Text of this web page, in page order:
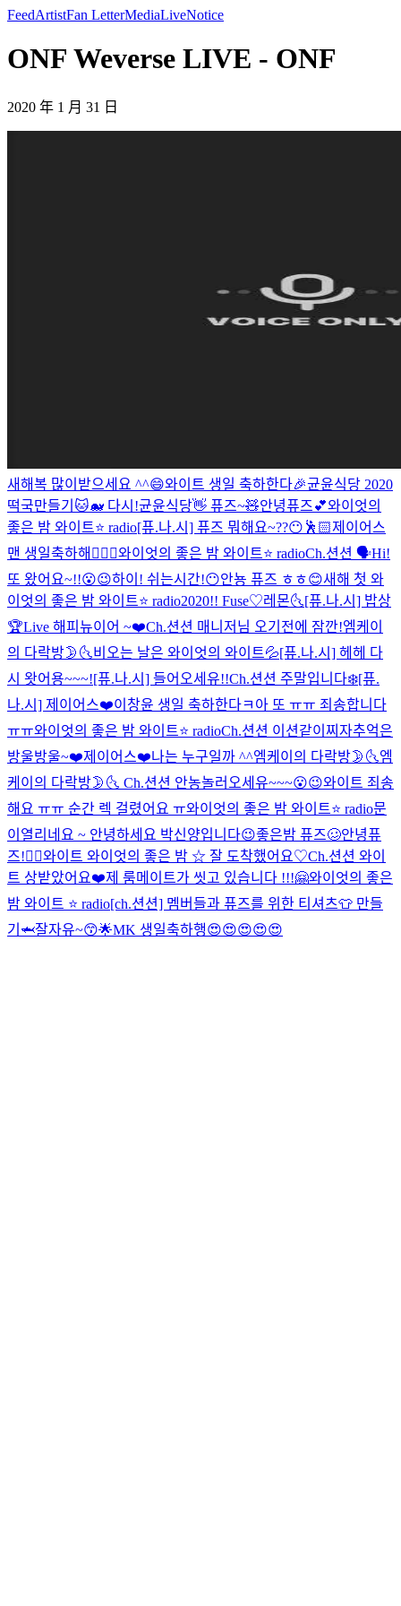
FeedArtistFan LetterMediaLiveNotice
ONF Weverse LIVE - ONF
2020 年 1 月 31 日
새해복 많이받으세요 ^^😄와이트 생일 축하한다🎉균윤식당 2020
떡국만들기🐱🐋 다시!균윤식당👋 퓨즈~🧸안녕퓨즈💕와이엇의
좋은 밤 와이트⭐️ radio[퓨.나.시] 퓨즈 뭐해요~??😶🕺🏻제이어스
맨 생일축하해👨‍❤️‍👨와이엇의 좋은 밤 와이트⭐️ radioCh.션션 🗣Hi!
또 왔어요~!!😮😉하이! 쉬는시간!😶안뇽 퓨즈 ㅎㅎ😊새해 첫 와
이엇의 좋은 밤 와이트⭐️ radio2020!! Fuse♡레몬🌜[퓨.나.시] 밥상
🏆Live 해피뉴이어 ~❤️Ch.션션 매니저님 오기전에 잠깐!엠케이
의 다락방🌛🌜비오는 날은 와이엇의 와이트💦[퓨.나.시] 헤헤 다
시 왓어용~~~![퓨.나.시] 들어오세유!!Ch.션션 주말입니다❄️[퓨.
나.시] 제이어스❤️이창윤 생일 축하한다ㅋ 아 또 ㅠㅠ 죄송합니다
ㅠㅠ와이엇의 좋은 밤 와이트⭐️ radioCh.션션 이션같이찌자추억은
방울방울~❤️제이어스❤️나는 누구일까 ^^엠케이의 다락방🌛🌜엠
케이의 다락방🌛🌜 Ch.션션 안농놀러오세유~~~😮😉와이트 죄송
해요 ㅠㅠ 순간 렉 걸렸어요 ㅠ와이엇의 좋은 밤 와이트⭐️ radio문
이열리네요 ~ 안녕하세요 박신양입니다😉좋은밤 퓨즈🥴안녕퓨
즈!👍🏻와이트 와이엇의 좋은 밤 ☆ 잘 도착했어요♡Ch.션션 와이
트 상받았어요❤️제 룸메이트가 씻고 있습니다 !!!🤗와이엇의 좋은
밤 와이트 ⭐️ radio[ch.션션] 멤버들과 퓨즈를 위한 티셔츠👕 만들
기🦈잘자유~😙🌟MK 생일축하행😍😍😍😍😍